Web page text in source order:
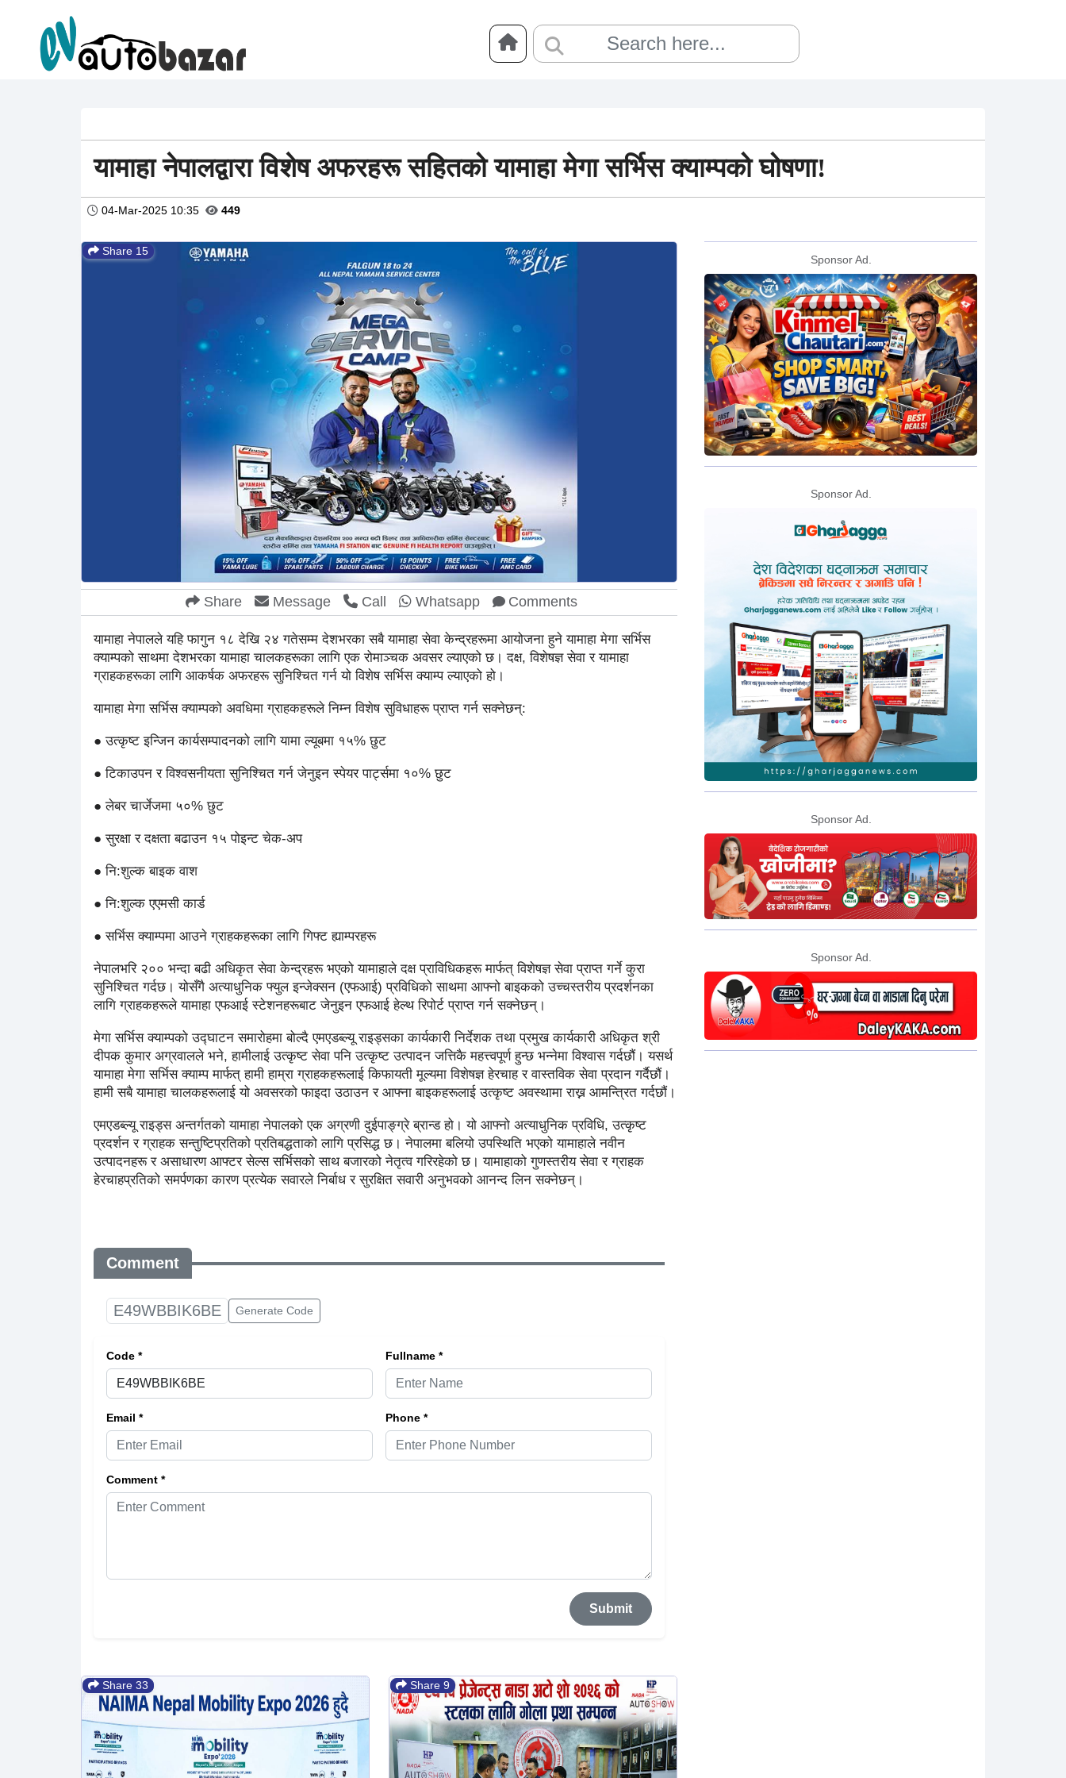
यामाहा नेपालद्वारा विशेष अफरहरू सहितको यामाहा मेगा सर्भिस क्याम्पको घोषणा!
04-Mar-2025 10:35 449
Share 15
Share Message Call Whatsapp Comments
यामाहा नेपालले यहि फागुन १८ देखि २४ गतेसम्म देशभरका सबै यामाहा सेवा केन्द्रहरूमा आयोजना हुने यामाहा मेगा सर्भिस
क्याम्पको साथमा देशभरका यामाहा चालकहरूका लागि एक रोमाञ्चक अवसर ल्याएको छ। दक्ष, विशेषज्ञ सेवा र यामाहा
ग्राहकहरूका लागि आकर्षक अफरहरू सुनिश्चित गर्न यो विशेष सर्भिस क्याम्प ल्याएको हो।
यामाहा मेगा सर्भिस क्याम्पको अवधिमा ग्राहकहरूले निम्न विशेष सुविधाहरू प्राप्त गर्न सक्नेछन्:
● उत्कृष्ट इन्जिन कार्यसम्पादनको लागि यामा ल्यूबमा १५% छुट
● टिकाउपन र विश्वसनीयता सुनिश्चित गर्न जेनुइन स्पेयर पार्ट्समा १०% छुट
● लेबर चार्जेजमा ५०% छुट
● सुरक्षा र दक्षता बढाउन १५ पोइन्ट चेक-अप
● नि:शुल्क बाइक वाश
● नि:शुल्क एएमसी कार्ड
● सर्भिस क्याम्पमा आउने ग्राहकहरूका लागि गिफ्ट ह्याम्परहरू
नेपालभरि २०० भन्दा बढी अधिकृत सेवा केन्द्रहरू भएको यामाहाले दक्ष प्राविधिकहरू मार्फत् विशेषज्ञ सेवा प्राप्त गर्ने कुरा
सुनिश्चित गर्दछ। योसँगै अत्याधुनिक फ्युल इन्जेक्सन (एफआई) प्रविधिको साथमा आफ्नो बाइकको उच्चस्तरीय प्रदर्शनका
लागि ग्राहकहरूले यामाहा एफआई स्टेशनहरूबाट जेनुइन एफआई हेल्थ रिपोर्ट प्राप्त गर्न सक्नेछन्।
मेगा सर्भिस क्याम्पको उद्घाटन समारोहमा बोल्दै एमएडब्ल्यू राइड्सका कार्यकारी निर्देशक तथा प्रमुख कार्यकारी अधिकृत श्री
दीपक कुमार अग्रवालले भने, हामीलाई उत्कृष्ट सेवा पनि उत्कृष्ट उत्पादन जत्तिकै महत्त्वपूर्ण हुन्छ भन्नेमा विश्वास गर्दछौं। यसर्थ
यामाहा मेगा सर्भिस क्याम्प मार्फत् हामी हाम्रा ग्राहकहरूलाई किफायती मूल्यमा विशेषज्ञ हेरचाह र वास्तविक सेवा प्रदान गर्दैछौं।
हामी सबै यामाहा चालकहरूलाई यो अवसरको फाइदा उठाउन र आफ्ना बाइकहरूलाई उत्कृष्ट अवस्थामा राख्न आमन्त्रित गर्दछौं।
एमएडब्ल्यू राइड्स अन्तर्गतको यामाहा नेपालको एक अग्रणी दुईपाङ्ग्रे ब्रान्ड हो। यो आफ्नो अत्याधुनिक प्रविधि, उत्कृष्ट
प्रदर्शन र ग्राहक सन्तुष्टिप्रतिको प्रतिबद्धताको लागि प्रसिद्ध छ। नेपालमा बलियो उपस्थिति भएको यामाहाले नवीन
उत्पादनहरू र असाधारण आफ्टर सेल्स सर्भिसको साथ बजारको नेतृत्व गरिरहेको छ। यामाहाको गुणस्तरीय सेवा र ग्राहक
हेरचाहप्रतिको समर्पणका कारण प्रत्येक सवारले निर्बाध र सुरक्षित सवारी अनुभवको आनन्द लिन सक्नेछन्।
Comment
E49WBBIK6BE Generate Code
Code * Fullname *
Email * Phone *
Comment *
Submit
Share 33 Share 9
Sponsor Ad.
Sponsor Ad.
Sponsor Ad.
Sponsor Ad.